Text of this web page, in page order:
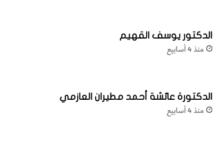
الدكتور يوسف القهيم
منذ 4 أسابيع
الدكتورة عائشة أحمد مطيران العازمي
منذ 4 أسابيع